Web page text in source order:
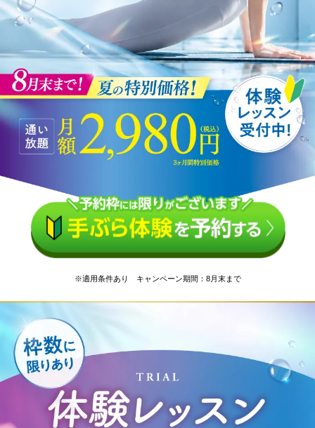
※適用条件あり キャンペーン期間：8月末まで